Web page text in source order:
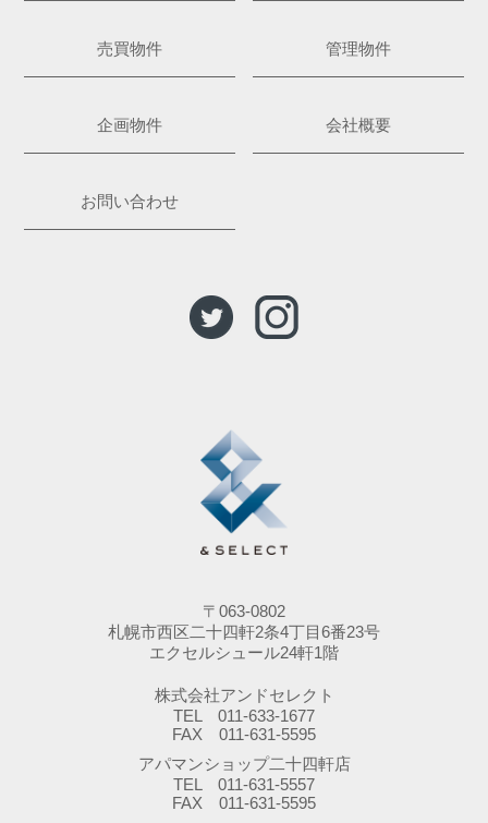
〒063-0802
札幌市西区二十四軒2条4丁目6番23号
エクセルシュール24軒1階
株式会社アンドセレクト
TEL 011-633-1677
FAX 011-631-5595
アパマンショップ二十四軒店
TEL 011-631-5557
FAX 011-631-5595
売買物件 管理物件
企画物件 会社概要
お問い合わせ